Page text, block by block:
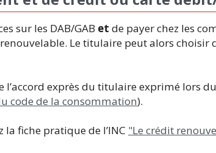
sur les DAB/GAB et de payer chez les
Le titulaire peut alors choisir
l’accord exprès du titulaire exprimé lors
code de la consommation).
fiche pratique de l’INC "Le crédit